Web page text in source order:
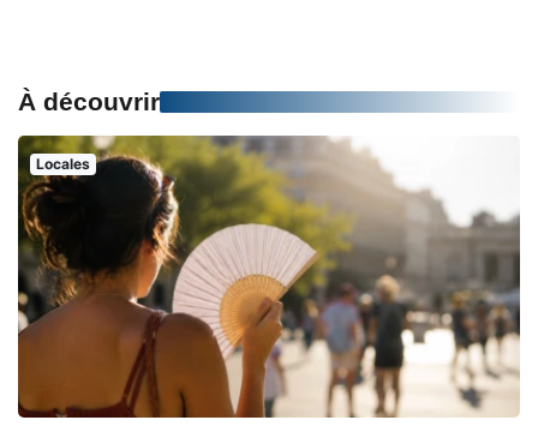
À découvrir
Locales